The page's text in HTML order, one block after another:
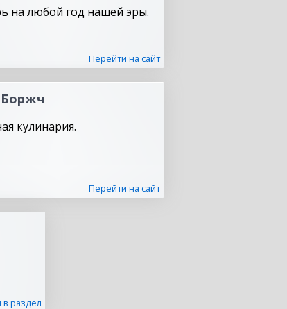
на любой год нашей эры.
Перейти на сайт
кулинария.
Перейти на сайт
раздел